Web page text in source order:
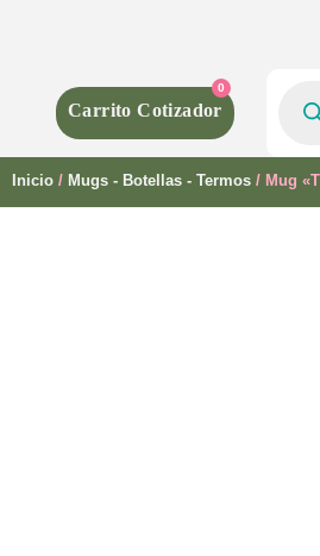
0
Inicio / Mugs - Botellas - Termos / Mug